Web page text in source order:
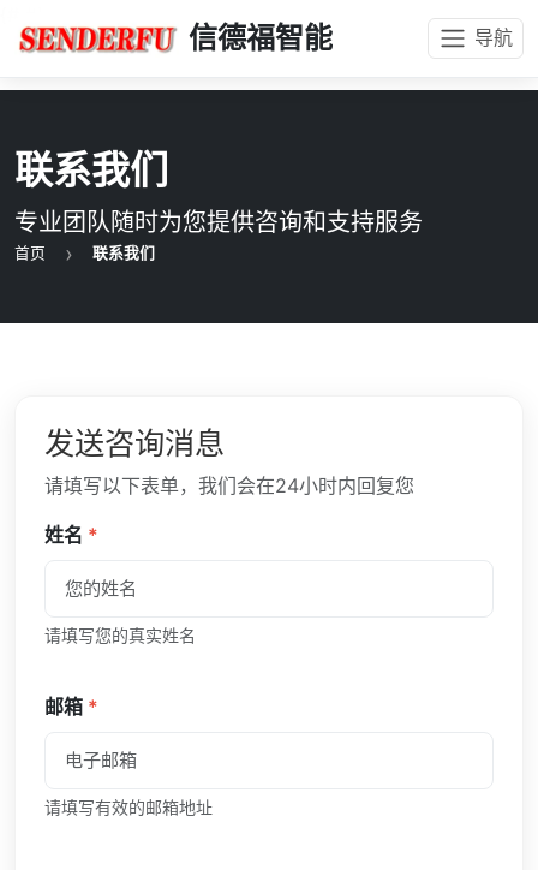
信德福智能 导航
联系我们
专业团队随时为您提供咨询和支持服务
首页 联系我们
发送咨询消息
请填写以下表单，我们会在24小时内回复您
姓名 *
请填写您的真实姓名
邮箱 *
请填写有效的邮箱地址